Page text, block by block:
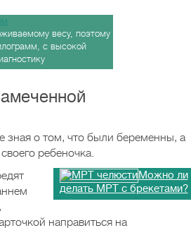
весу, поэтому
с высокой
зная о том, что были беременны, а
ребеночка.
Можно ли
делать МРТ с брекетами?
направиться на